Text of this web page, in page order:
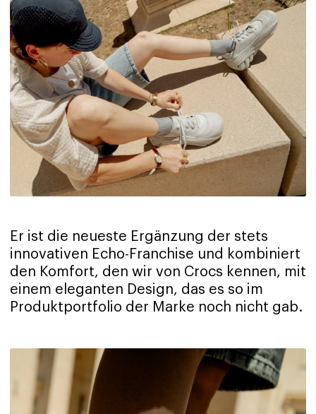
Er ist die neueste Ergänzung der stets
innovativen Echo-Franchise und kombiniert
den Komfort, den wir von Crocs kennen, mit
einem eleganten Design, das es so im
Produktportfolio der Marke noch nicht gab.